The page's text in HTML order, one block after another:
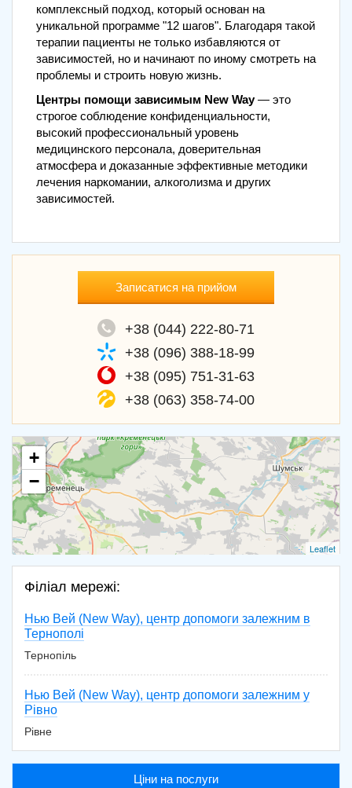
комплексный подход, который основан на
уникальной программе "12 шагов". Благодаря такой
терапии пациенты не только избавляются от
зависимостей, но и начинают по иному смотреть на
проблемы и строить новую жизнь.
Центры помощи зависимым New Way— это
строгое соблюдение конфиденциальности,
высокий профессиональный уровень
медицинского персонала, доверительная
атмосфера и доказанные эффективные методики
лечения наркомании, алкоголизма и других
зависимостей.
Записатися на прийом
+38 (044) 222-80-71
+38 (096) 388-18-99
+38 (095) 751-31-63
+38 (063) 358-74-00
+
−
Leaflet
Філіал мережі:
Нью Вей (New Way), центр допомоги залежним в
Тернополі
Тернопіль
Нью Вей (New Way), центр допомоги залежним у
Рівно
Рівне
Ціни на послуги